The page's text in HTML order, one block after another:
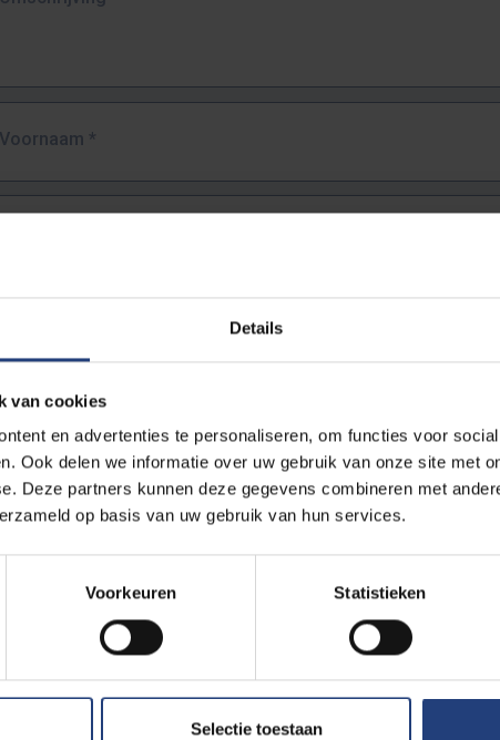
Details
van cookies
en advertenties te personaliseren, om functies voor
Ook delen we informatie over uw gebruik van onze site met
Deze partners kunnen deze gegevens combineren met
op basis van uw gebruik van hun services.
Voorkeuren Statistieken
Selectie toestaan
Voornaam *
URL*
URL van de pagina waar je de fout zag.
www.vub.be/nl/studeren-aan-de-vub/alle-opleidingen